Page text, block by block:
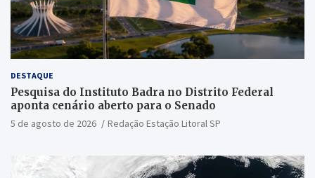
DESTAQUE
Pesquisa do Instituto Badra no Distrito Federal
aponta cenário aberto para o Senado
5 de agosto de 2026 Redação Estação Litoral SP